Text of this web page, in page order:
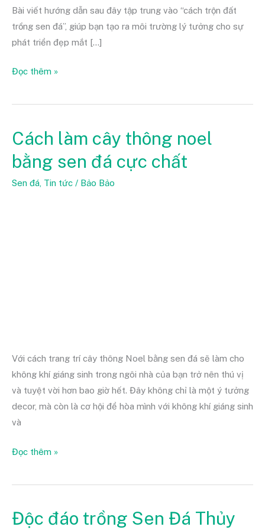
Bài viết hướng dẫn sau đây tập trung vào “cách trộn đất
trồng sen đá”, giúp bạn tạo ra môi trường lý tưởng cho sự
phát triển đẹp mắt […]
Đọc thêm »
Cách làm cây thông noel
bằng sen đá cực chất
Sen đá, Tin tức / Bảo Bảo
Với cách trang trí cây thông Noel bằng sen đá sẽ làm cho
không khí giáng sinh trong ngôi nhà của bạn trở nên thú vị
và tuyệt vời hơn bao giờ hết. Đây không chỉ là một ý tưởng
decor, mà còn là cơ hội để hòa mình với không khí giáng sinh
và
Cách
cây
thông
Đọc thêm »
Độc đáo trồng Sen Đá Thủy
Độc